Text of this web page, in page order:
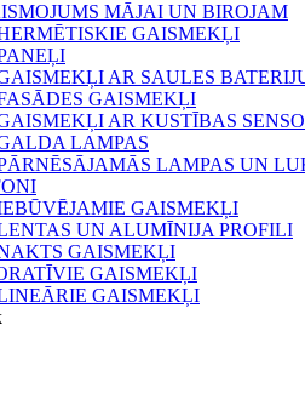
MĀJAI UN BIROJAM
GAISMEKĻI
AR SAULES
GAISMEKĻI
AR KUSTĪBAS
LAMPAS
LAMPAS UN
GAISMEKĻI
UN ALUMĪNIJA PROFILI
GAISMEKĻI
GAISMEKĻI
GAISMEKĻI